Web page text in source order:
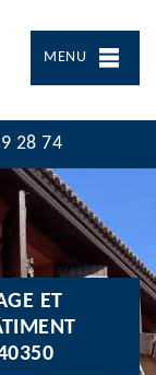
MENU
28 74
ET